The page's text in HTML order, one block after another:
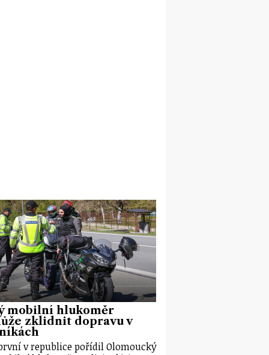
mobilní hlukoměr
zklidnit dopravu v
v republice pořídil Olomoucký